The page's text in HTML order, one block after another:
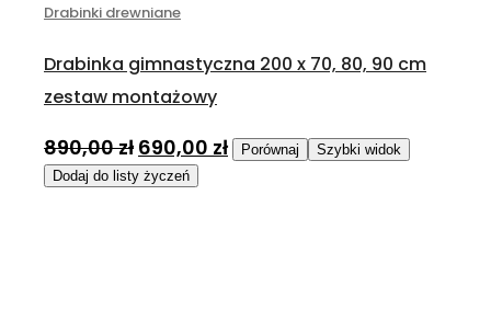
Drabinki drewniane
Drabinka gimnastyczna 200 x 70, 80, 90 cm
zestaw montażowy
890,00zł 690,00 zł Porównaj
Szybki widok
Dodaj do listy życzeń